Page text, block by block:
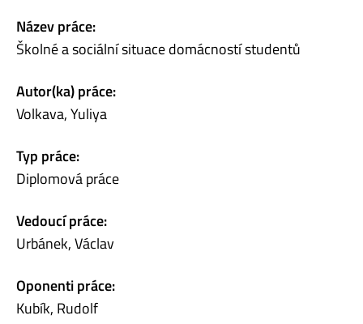
Název práce:
Školné a sociální situace domácností studentů
Autor(ka) práce:
Volkava, Yuliya
Typ práce:
Diplomová práce
Vedoucí práce:
Urbánek, Václav
Oponenti práce:
Kubík, Rudolf